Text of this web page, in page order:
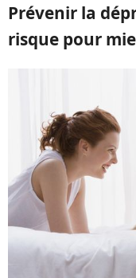
Prévenir la
risque pour